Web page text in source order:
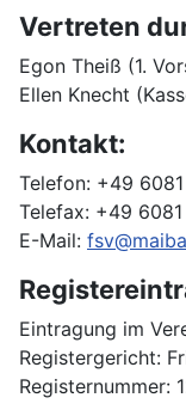
Vertreten
Egon Theiß (1.
Ellen Knecht
Kontakt:
Telefon: +49
Telefax: +49
E-Mail:
Eintragung im
Registergericht:
Registernummer: